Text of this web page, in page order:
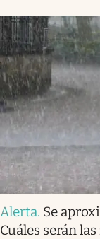
Alerta. Se
Cuáles serán